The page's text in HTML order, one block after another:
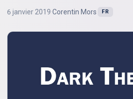
6 janvier 2019·Corentin Mors FR